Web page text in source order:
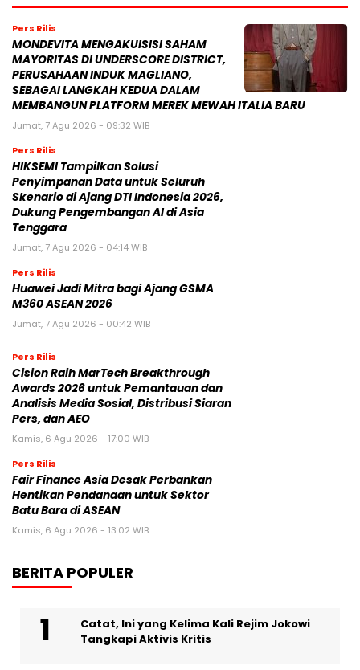
Pers Rilis
MONDEVITA MENGAKUISISI SAHAM
MAYORITAS DI UNDERSCORE DISTRICT,
PERUSAHAAN INDUK MAGLIANO,
SEBAGAI LANGKAH KEDUA DALAM
MEMBANGUN PLATFORM MEREK MEWAH ITALIA BARU
Jumat, 7 Agu 2026 - 09:32 WIB
Pers Rilis
HIKSEMI Tampilkan Solusi
Penyimpanan Data untuk Seluruh
Skenario di Ajang DTI Indonesia 2026,
Dukung Pengembangan AI di Asia
Tenggara
Jumat, 7 Agu 2026 - 04:14 WIB
Pers Rilis
Huawei Jadi Mitra bagi Ajang GSMA
M360 ASEAN 2026
Jumat, 7 Agu 2026 - 00:42 WIB
Pers Rilis
Cision Raih MarTech Breakthrough
Awards 2026 untuk Pemantauan dan
Analisis Media Sosial, Distribusi Siaran
Pers, dan AEO
Kamis, 6 Agu 2026 - 17:00 WIB
Pers Rilis
Fair Finance Asia Desak Perbankan
Hentikan Pendanaan untuk Sektor
Batu Bara di ASEAN
Kamis, 6 Agu 2026 - 13:02 WIB
BERITA POPULER
Catat, Ini yang Kelima Kali Rejim Jokowi
Tangkapi Aktivis Kritis